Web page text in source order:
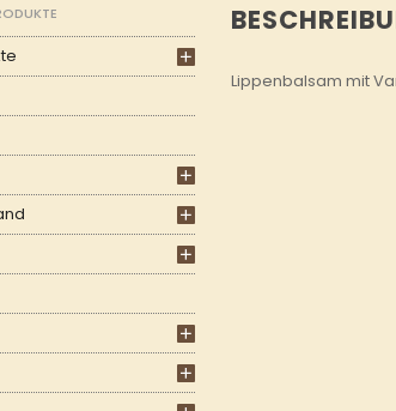
Lippenbalsam mit